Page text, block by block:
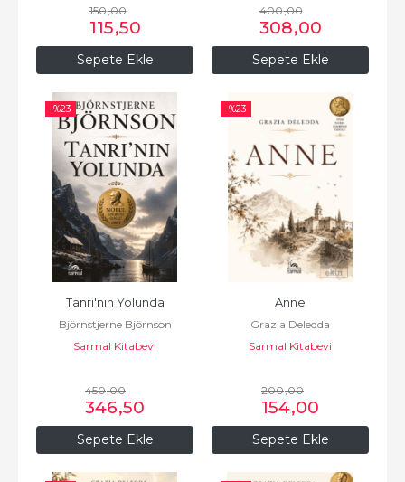
Sepete Ekle
150,00
115,50
Sepete Ekle
400,00
308,00
-%23
Sepete Ekle
Tanrı'nın Yolunda
Björnstjerne Björnson
Sarmal Kitabevi
450,00
346,50
-%23
Sepete Ekle
Anne
Grazia Deledda
Sarmal Kitabevi
200,00
154,00